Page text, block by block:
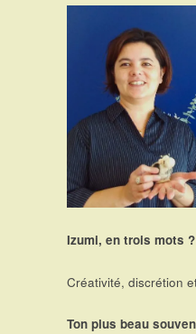
Izumi, en trois mots ?
Créativité, discrétion
Ton plus beau